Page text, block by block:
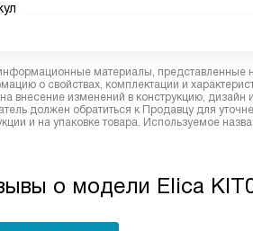
материалы, представленные
о свойствах, комплектации и
внесение изменений в конструкцию,
должен обратиться к Продавцу для
и на упаковке товара. Используемое
о модели Elica